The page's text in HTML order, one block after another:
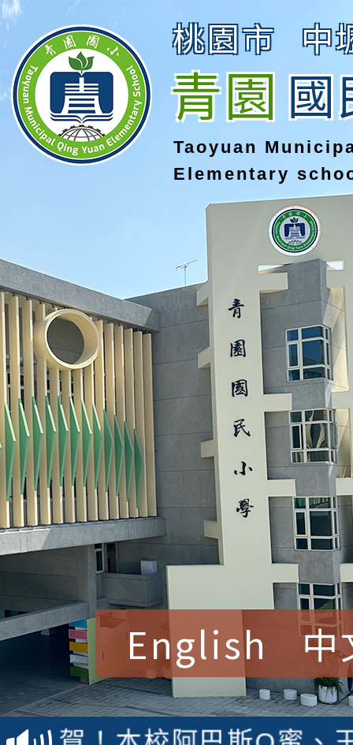
桃園市 中
青園國
Taoyuan
Elementary
English 中
賀！本校參加桃園市中
賽 洪綺君教師榮獲社
賀！本校阿巴斯O蜜、